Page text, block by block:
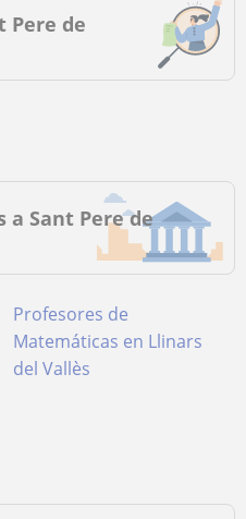
Pere de
a Sant Pere de
Profesores de
Matemáticas en Llinars
del Vallès